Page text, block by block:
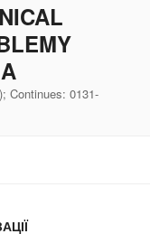
Continues: 0131-